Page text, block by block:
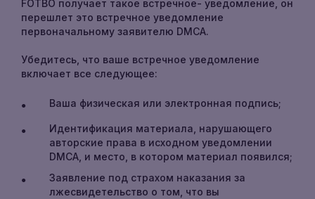
FOTBO получает такое встречное- уведомление, он
перешлет это встречное уведомление
первоначальному заявителю DMCA.
Убедитесь, что ваше встречное уведомление
включает все следующее:
Ваша физическая или электронная подпись;
Идентификация материала, нарушающего
авторские права в исходном уведомлении
DMCA, и место, в котором материал появился;
Заявление под страхом наказания за
лжесвидетельство о том, что вы